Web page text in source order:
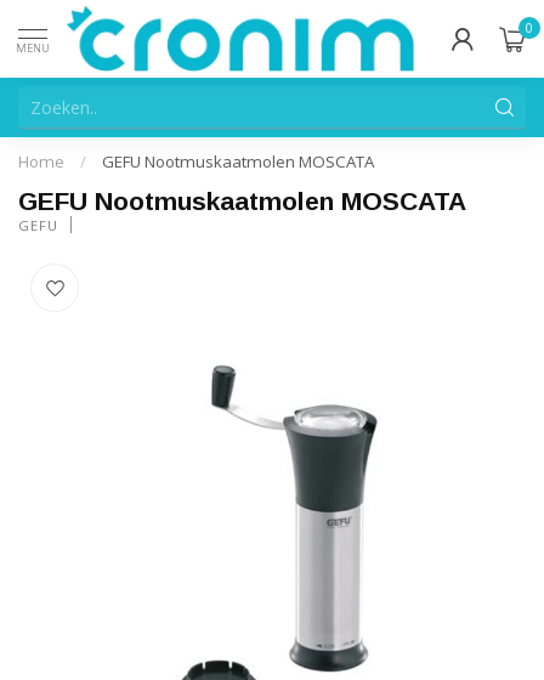
MENU
0
Home / GEFU Nootmuskaatmolen MOSCATA
GEFU Nootmuskaatmolen MOSCATA
GEFU